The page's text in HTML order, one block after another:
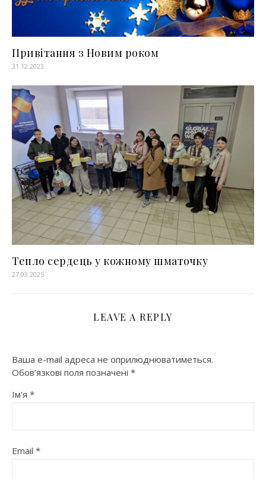
Привітання з Новим роком
31.12.2023
Тепло сердець у кожному шматочку
27.03.2025
LEAVE A REPLY
Ваша e-mail адреса не оприлюднюватиметься.
Обов’язкові поля позначені *
Ім'я *
Email *